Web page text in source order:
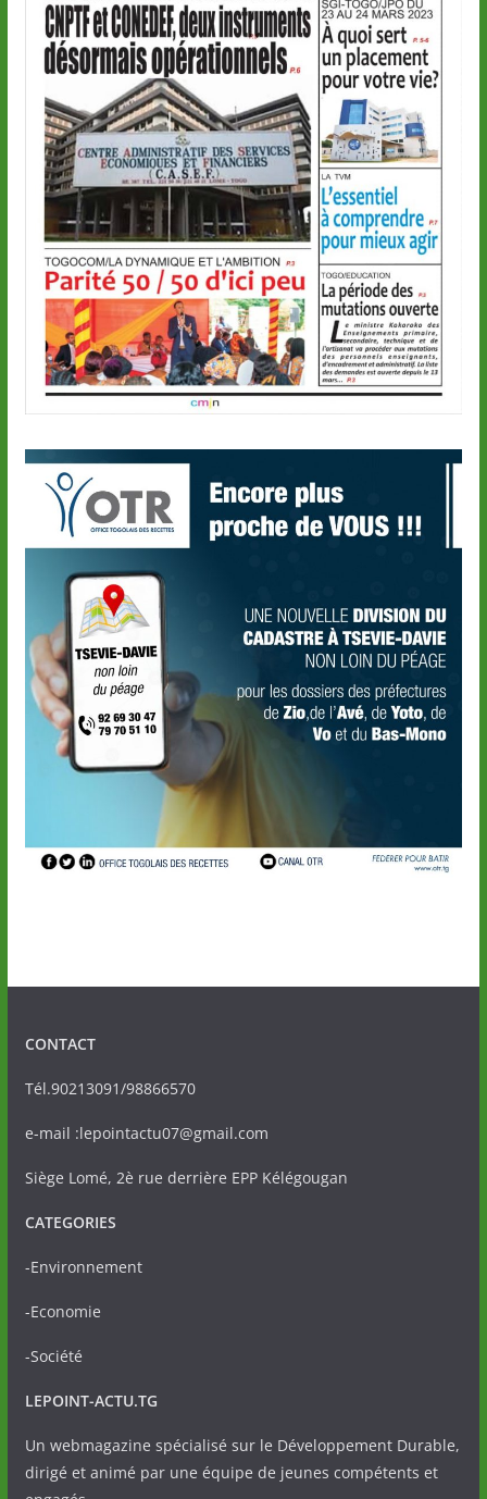
CONTACT
Tél.90213091/98866570
e-mail :lepointactu07@gmail.com
Siège Lomé, 2è rue derrière EPP Kélégougan
CATEGORIES
-Environnement
-Economie
-Société
LEPOINT-ACTU.TG
Un webmagazine spécialisé sur le Développement Durable,
dirigé et animé par une équipe de jeunes compétents et